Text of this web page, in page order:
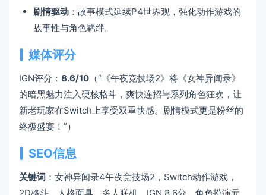
剧情驱动 ：故事模式延续P4世界观，强化动作游戏的
故事性与角色羁绊。
媒体评分
IGN评分： 8.6/10 （“《午夜竞技场2》将《女神异闻录》
的暗黑魅力注入硬核格斗，爽快连招与系列角色狂欢，让
新老玩家在Switch上享受双重快感。剧情模式更是粉丝的
终极盛宴！”）
SEO信息
关键词 ：女神异闻录4午夜竞技场2，Switch动作游戏，